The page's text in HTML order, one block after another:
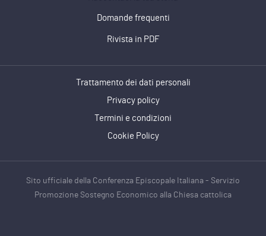
Domande frequenti
Rivista in PDF
Trattamento dei dati personali
Privacy policy
Termini e condizioni
Cookie Policy
Sito ufficiale della Conferenza Episcopale Italiana - Servizio
Promozione Sostegno Economico alla Chiesa cattolica